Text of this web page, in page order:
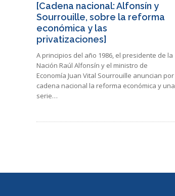
[Cadena nacional: Alfonsín y
Sourrouille, sobre la reforma
económica y las
privatizaciones]
A principios del año 1986, el presidente de la
Nación Raúl Alfonsín y el ministro de
Economía Juan Vital Sourrouille anuncian por
cadena nacional la reforma económica y una
serie…